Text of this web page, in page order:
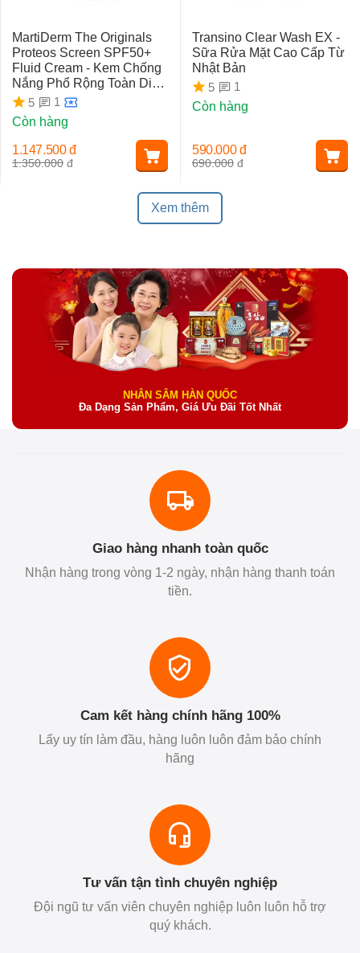
MartiDerm The Originals
Proteos Screen SPF50+
Fluid Cream - Kem Chống
Nắng Phổ Rộng Toàn Diện
Ngừa Lão Hóa, Nám Da
5
1
Còn hàng
1.350.000 đ
1.147.500 đ
Transino Clear Wash EX -
Sữa Rửa Mặt Cao Cấp Từ
Nhật Bản
5
1
Còn hàng
690.000 đ
590.000 đ
Xem thêm
NHÂN SÂM HÀN QUỐC
Đa Dạng Sản Phẩm, Giá Ưu Đãi Tốt Nhất
Giao hàng nhanh toàn quốc
Nhận hàng trong vòng 1-2 ngày, nhận hàng thanh toán
tiền.
Cam kết hàng chính hãng 100%
Lấy uy tín làm đầu, hàng luôn luôn đảm bảo chính
hãng
Tư vấn tận tình chuyên nghiệp
Đội ngũ tư vấn viên chuyên nghiệp luôn luôn hỗ trợ
quý khách.